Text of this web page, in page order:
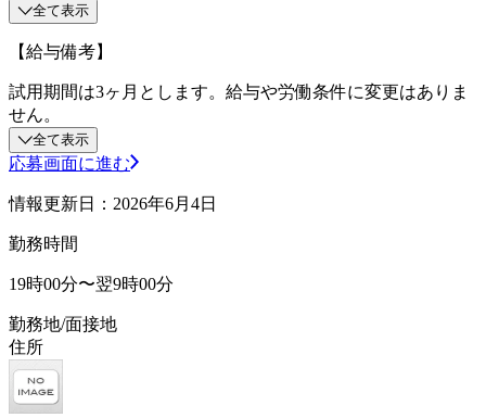
全て表示
【給与備考】
試用期間は3ヶ月とします。給与や労働条件に変更はありま
せん。
全て表示
応募画面に進む
情報更新日：2026年6月4日
勤務時間
19時00分〜翌9時00分
勤務地/面接地
住所